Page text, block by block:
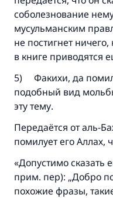
соболезнование
мусульманским
не постигнет
в книге приводятся
5) Факихи, да
подобный вид
эту тему.
Передаётся от аль-
помилует его Аллах,
«Допустимо
прим. пер): „Добро
похожие фразы,